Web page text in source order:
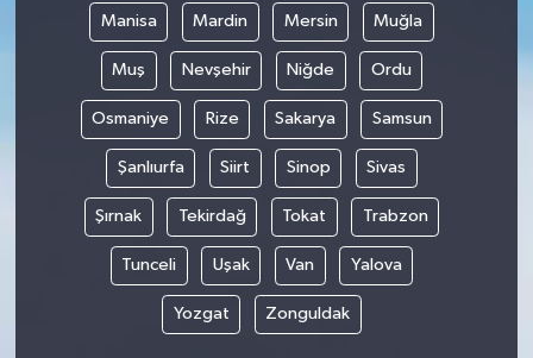
Manisa Mardin Mersin Muğla
Muş Nevşehir Niğde Ordu
Osmaniye Rize Sakarya Samsun
Şanlıurfa Siirt Sinop Sivas
Şırnak Tekirdağ Tokat Trabzon
Tunceli Uşak Van Yalova
Yozgat Zonguldak